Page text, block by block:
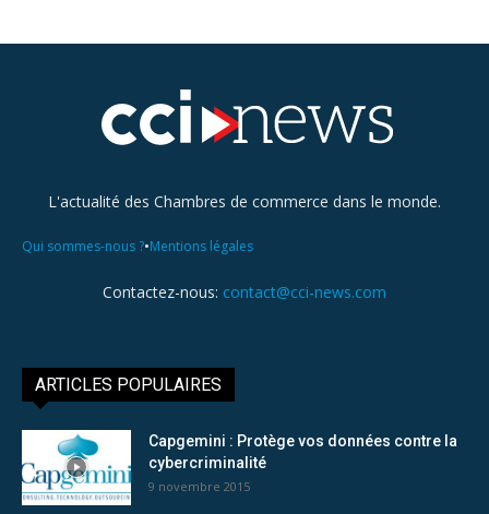
L'actualité des Chambres de commerce dans le monde.
Qui sommes-nous ?•Mentions légales
Contactez-nous: contact@cci-news.com
ARTICLES POPULAIRES
Capgemini : Protège vos données contre la
cybercriminalité
9 novembre 2015